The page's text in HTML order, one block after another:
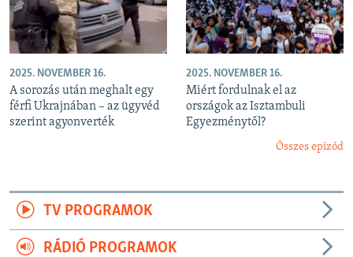
2025. NOVEMBER 16.
A sorozás után meghalt egy
férfi Ukrajnában – az ügyvéd
szerint agyonverték
2025. NOVEMBER 16.
Miért fordulnak el az
országok az Isztambuli
Egyezménytől?
Összes epizód
TV PROGRAMOK
RÁDIÓ PROGRAMOK